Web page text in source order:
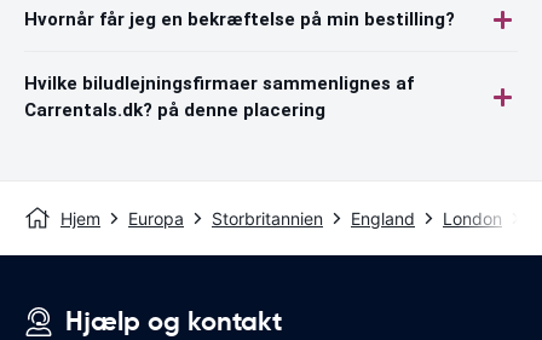
Hvornår får jeg en bekræftelse på min bestilling?
Hvilke biludlejningsfirmaer sammenlignes af
Carrentals.dk? på denne placering
Hjem Europa Storbritannien England London
Hjælp og kontakt